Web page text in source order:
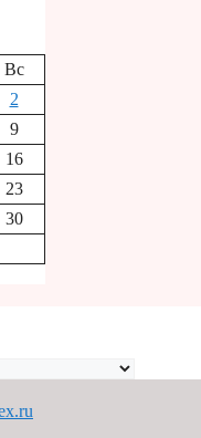
Вс
2
9
16
23
30